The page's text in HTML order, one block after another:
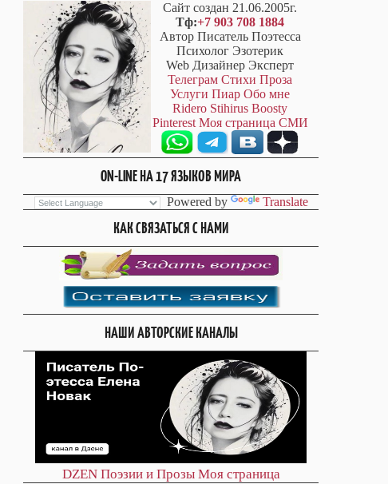
Сайт создан 21.06.2005г.
Тф:+7 903 708 1884
Автор Писатель Поэтесса
Психолог Эзотерик
Web Дизайнер Эксперт
Телеграм Стихи Проза
Услуги Пиар Обо мне
Ridero Stihirus Boosty
Pinterest Моя страница СМИ
ON-LINE НА 17 ЯЗЫКОВ МИРА
Powered by Translate
КАК СВЯЗАТЬСЯ С НАМИ
НАШИ АВТОРСКИЕ КАНАЛЫ
DZEN Поэзии и Прозы Моя страница